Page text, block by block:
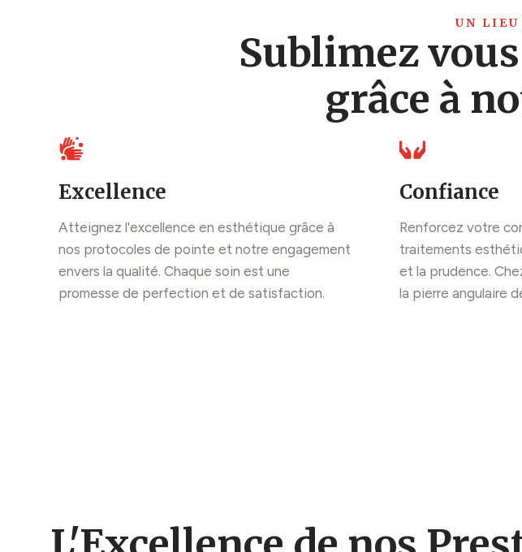
UN
Sublimez
grâce à
Excellence
Atteignez l'excellence en esthétique grâce à
nos protocoles de pointe et notre engagement
envers la qualité. Chaque soin est une
promesse de perfection et de satisfaction.
Confiance
Renforcez votre
traitements
et la prudence.
la pierre angulaire